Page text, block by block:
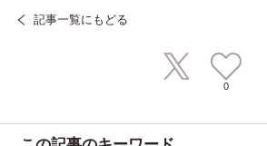
記事一覧にもどる
0